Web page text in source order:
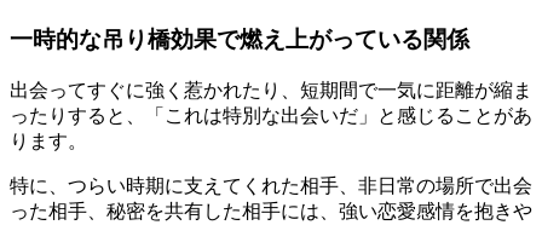
一時的な吊り橋効果で燃え上がっている関係
出会ってすぐに強く惹かれたり、短期間で一気に距離が縮ま
ったりすると、「これは特別な出会いだ」と感じることがあ
ります。
特に、つらい時期に支えてくれた相手、非日常の場所で出会
った相手、秘密を共有した相手には、強い恋愛感情を抱きや